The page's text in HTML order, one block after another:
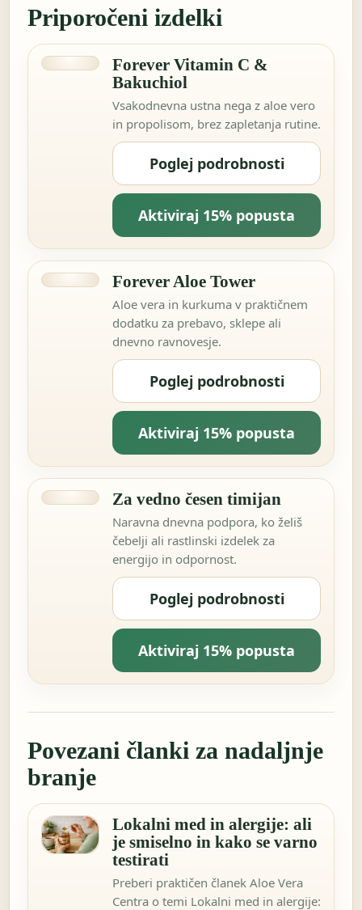
Priporočeni izdelki
Forever Vitamin C &
Bakuchiol
Vsakodnevna ustna nega z aloe vero
in propolisom, brez zapletanja rutine.
Poglej podrobnosti
Aktiviraj 15% popusta
Forever Aloe Tower
Aloe vera in kurkuma v praktičnem
dodatku za prebavo, sklepe ali
dnevno ravnovesje.
Poglej podrobnosti
Aktiviraj 15% popusta
Za vedno česen timijan
Naravna dnevna podpora, ko želiš
čebelji ali rastlinski izdelek za
energijo in odpornost.
Poglej podrobnosti
Aktiviraj 15% popusta
Povezani članki za nadaljnje
branje
Lokalni med in alergije: ali
je smiselno in kako se varno
testirati
Preberi praktičen članek Aloe Vera
Centra o temi Lokalni med in alergije: